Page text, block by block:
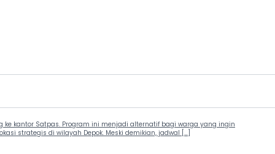
kantor Satpas. Program ini menjadi alternatif bagi warga yang ingin
strategis di wilayah Depok. Meski demikian, jadwal […]